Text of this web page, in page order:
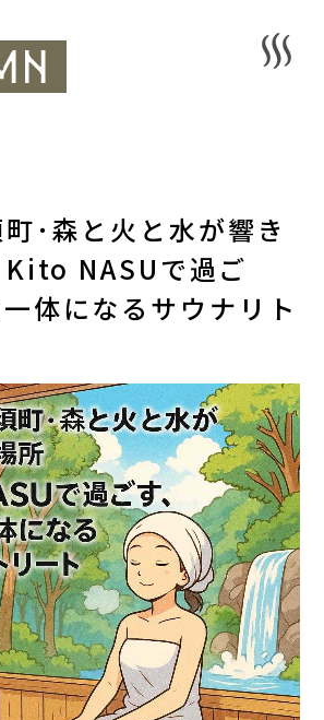
TOP
サウナ
宿泊
食事
･森と火と水が響き
Kito NASUで過ご
体になるサウナリト